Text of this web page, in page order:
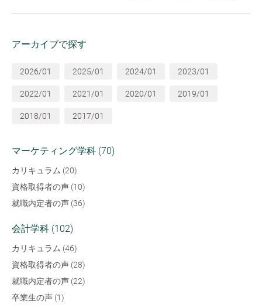
アーカイブで探す
2026/01 2025/01 2024/01 2023/01
2022/01 2021/01 2020/01 2019/01
2018/01 2017/01
マーケティング学科 (70)
カリキュラム (20)
資格取得者の声 (10)
就職内定者の声 (36)
会計学科 (102)
カリキュラム (46)
資格取得者の声 (28)
就職内定者の声 (22)
卒業生の声 (1)